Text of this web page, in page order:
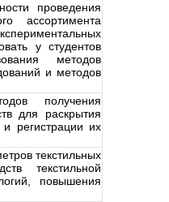
проведения
ассортимента
у студентов
методов
и методов
получения
для раскрытия
регистрации их
текстильных
текстильной
повышения